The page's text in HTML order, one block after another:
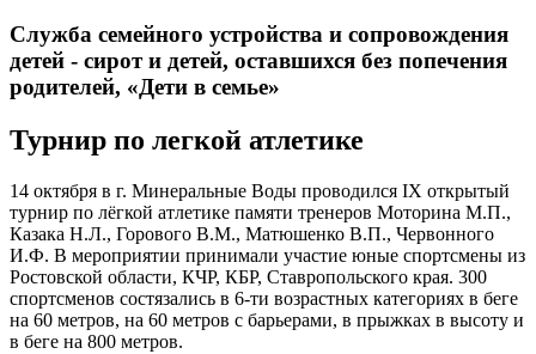
Служба семейного устройства и сопровождения
детей - сирот и детей, оставшихся без попечения
родителей, «Дети в семье»
Турнир по легкой атлетике
14 октября в г. Минеральные Воды проводился IX открытый
турнир по лёгкой атлетике памяти тренеров Моторина М.П.,
Казака Н.Л., Горового В.М., Матюшенко В.П., Червонного
И.Ф. В мероприятии принимали участие юные спортсмены из
Ростовской области, КЧР, КБР, Ставропольского края. 300
спортсменов состязались в 6-ти возрастных категориях в беге
на 60 метров, на 60 метров с барьерами, в прыжках в высоту и
в беге на 800 метров.